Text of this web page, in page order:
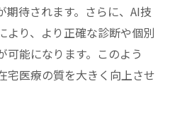
で変わる在宅医療の未来
イスの種類と特性
アルタイムモニタリング
康管理
活用法
期待されます。さらに、AI技
より、より正確な診断や個別
能になります。このよう
宅医療の質を大きく向上させ